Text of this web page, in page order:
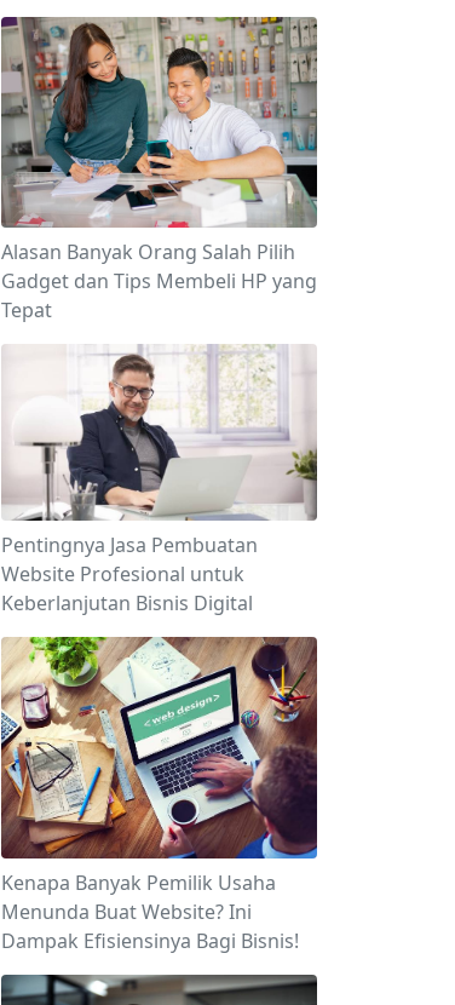
Alasan Banyak Orang Salah Pilih
Gadget dan Tips Membeli HP yang
Tepat
Pentingnya Jasa Pembuatan
Website Profesional untuk
Keberlanjutan Bisnis Digital
Kenapa Banyak Pemilik Usaha
Menunda Buat Website? Ini
Dampak Efisiensinya Bagi Bisnis!